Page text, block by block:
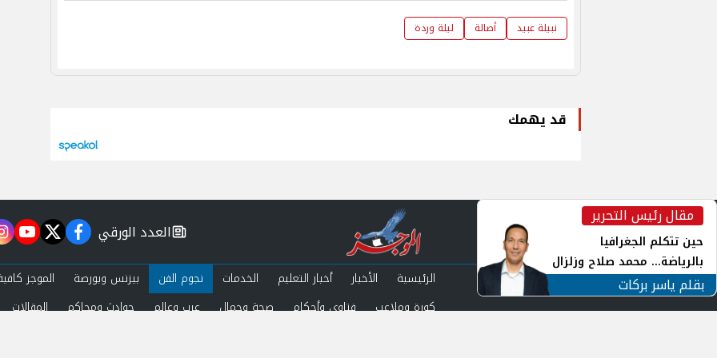
نبيلة عبيد أصالة ليلة وردة
قد يهمك
مقال رئيس التحرير
حين تتكلم الجغرافيا
بالرياضة... محمد صلاح وزلزال
الهوية في الشارع التركي
بقلم ياسر بركات
newspaper
العدد الورقي facebook
twitter
الرئيسية الأخبار أخبار التعليم الخدمات نجوم الفن بيزنس وبورصة
الموجز
كورة وملاعب
فتاوى وأحكام صحة وجمال عرب وعالم حوادث ومحاكم المقالات